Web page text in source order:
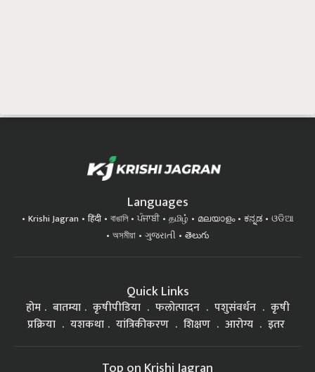
Languages
Krishi Jagran हिंदी বাঙালি ਪੰਜਾਬੀ தமிழ் മലയാളം ಕನ್ನಡ
ଓଡିଆ
অসমীয়া
ગુજરાતી తెలుగు
Quick Links
होम बातम्या कृषीपीडिया फलोत्पादन पशुसंवर्धन
कृषी
प्रक्रिया
यशकथा यांत्रिकीकरण शिक्षण आरोग्य इतर